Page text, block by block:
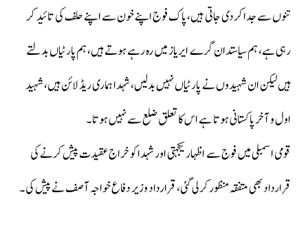
تنوں سے جدا کردی جاتی ہیں، پاک فوج اپنے خون سے اپنے حلف کی تائید کر
رہی ہے، ہم سیاستدان گرے ایریاز میں رہ رہے ہوتے ہیں، ہم پارٹیاں بدلتے
ہیں لیکن ان شہیدوں نے پارٹیاں نہیں بدلیں، شہدا ہماری ریڈ لائن ہیں، شہید
اول و آخر پاکستانی ہوتا ہے اس کا تعلق ضلع سے نہیں ہوتا۔
قومی اسمبلی میں فوج سے اظہاریکجہتی اور شہدا کو خراج عقیدت پیش کرنے کی
قرارداد بھی متفقہ منظور کرلی گئی، قرارداد وزیر دفاع خواجہ آصف نے پیش کی۔